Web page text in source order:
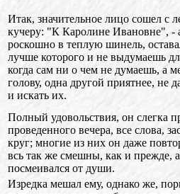
Итак, значительное лицо сошел с
кучеру: "К Каролине Ивановне", -
роскошно в теплую шинель,
лучше которого и не выдумаешь
когда сам ни о чем не думаешь, а
голову, одна другой приятнее, не
и искать их.
Полный удовольствия, он слегка
проведенного вечера, все слова,
круг; многие из них он даже
всь так же смешны, как и прежде,
посмеивался от души.
Изредка мешал ему, однако же,